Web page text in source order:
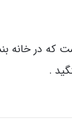
که در خانه
.